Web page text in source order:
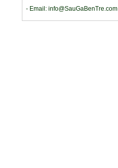
- Email: info@SauGaBenTre.com